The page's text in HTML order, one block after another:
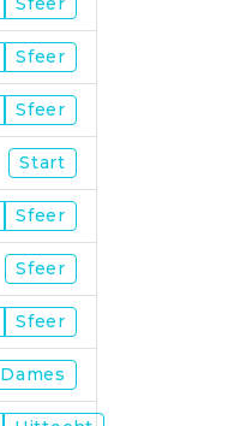
Sfeer
Sfeer
Start
Sfeer
Sfeer
Sfeer
Dames